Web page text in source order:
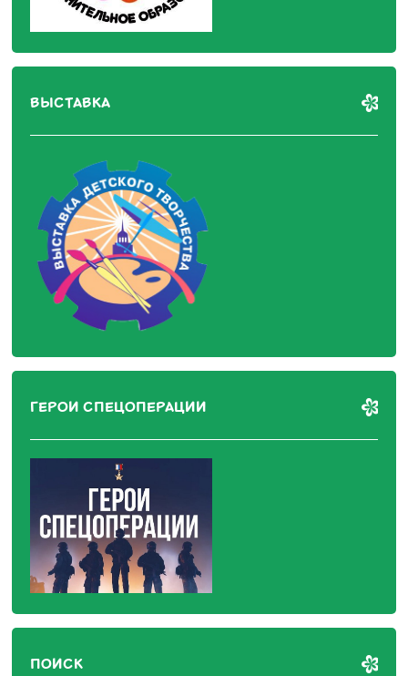
ВЫСТАВКА
ГЕРОИ СПЕЦОПЕРАЦИИ
ПОИСК